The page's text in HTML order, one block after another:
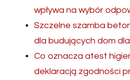
wpływa na wybór
Szczelne szamba
dla budujących dom dla
Co oznacza atest
deklaracją zgodności